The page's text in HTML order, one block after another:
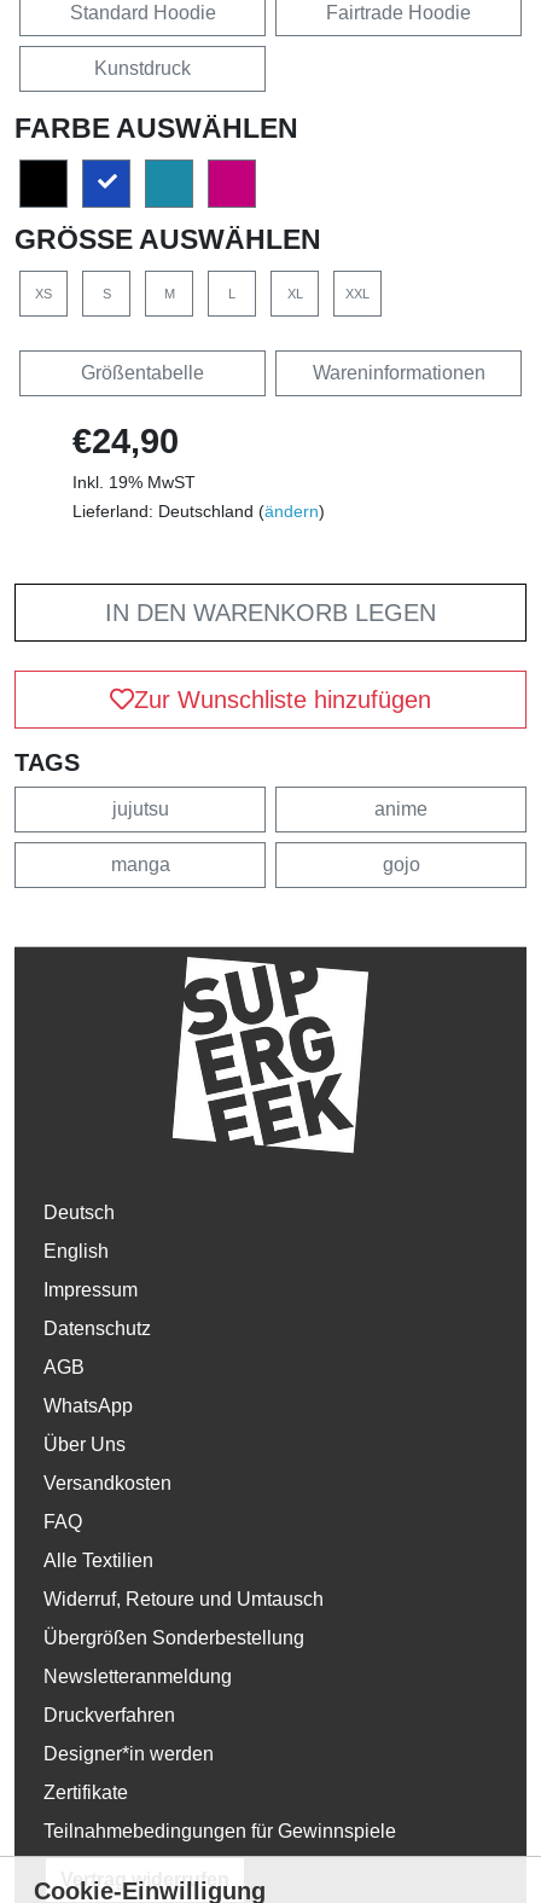
Standard Hoodie Fairtrade Hoodie
Kunstdruck
FARBE AUSWÄHLEN
GRÖSSE AUSWÄHLEN
XS S M L XL XXL
Größentabelle Wareninformationen
€24,90
Inkl. 19% MwST
Lieferland: Deutschland (ändern)
IN DEN WARENKORB LEGEN
Zur Wunschliste hinzufügen
TAGS
jujutsu anime
manga gojo
Deutsch
English
Impressum
Datenschutz
AGB
WhatsApp
Über Uns
Versandkosten
FAQ
Alle Textilien
Widerruf, Retoure und Umtausch
Übergrößen Sonderbestellung
Newsletteranmeldung
Druckverfahren
Designer*in werden
Zertifikate
Teilnahmebedingungen für Gewinnspiele
Vertrag widerrufen
Cookie-Einwilligung